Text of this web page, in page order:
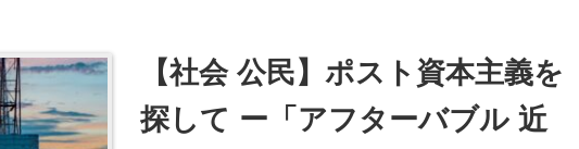
【社会 公民】ポスト資本主義を
探して ー「アフターバブル 近